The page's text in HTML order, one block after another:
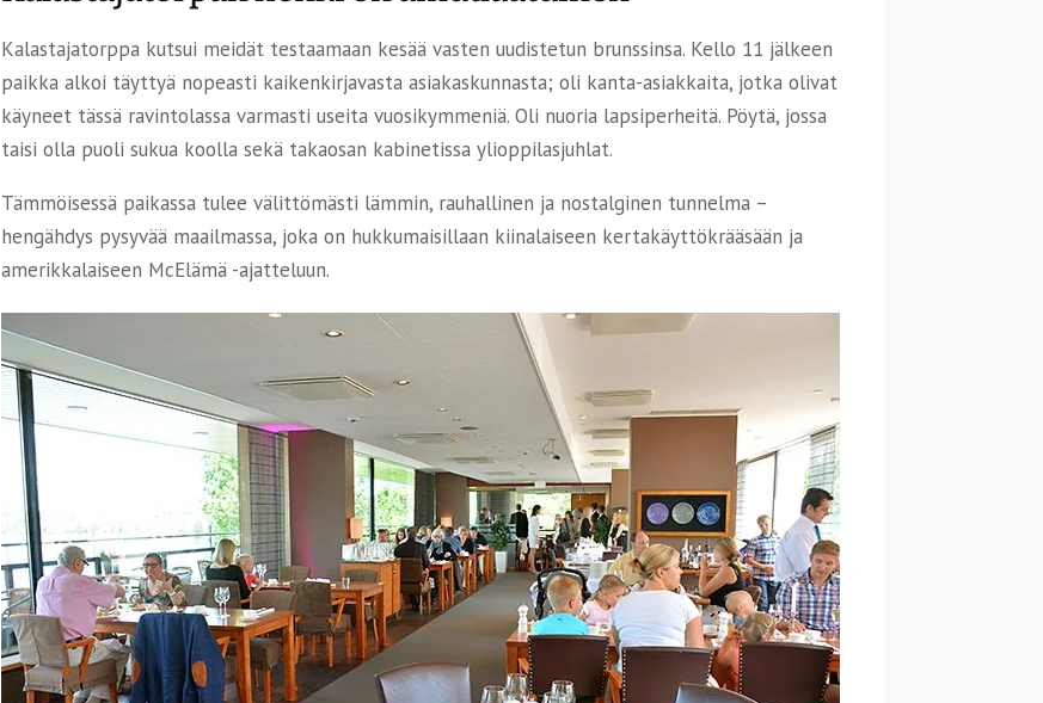
Kalastajatorppa kutsui meidät testaamaan kesää vasten uudistetun brunssinsa. Kello 11 jälkeen
paikka alkoi täyttyä nopeasti kaikenkirjavasta asiakaskunnasta; oli kanta-asiakkaita, jotka olivat
käyneet tässä ravintolassa varmasti useita vuosikymmeniä. Oli nuoria lapsiperheitä. Pöytä, jossa
taisi olla puoli sukua koolla sekä takaosan kabinetissa ylioppilasjuhlat.
Tämmöisessä paikassa tulee välittömästi lämmin, rauhallinen ja nostalginen tunnelma –
hengähdys pysyvää maailmassa, joka on hukkumaisillaan kiinalaiseen kertakäyttökrääsään ja
amerikkalaiseen McElämä -ajatteluun.